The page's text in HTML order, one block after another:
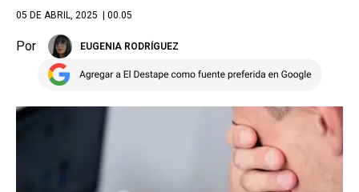
05 DE ABRIL, 2025 | 00.05
Por EUGENIA RODRÍGUEZ